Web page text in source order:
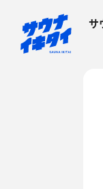
サ